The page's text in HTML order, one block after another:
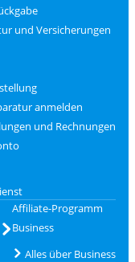
und Versicherungen
anmelden
und Rechnungen
Affiliate-Programm
Business
Alles über Business